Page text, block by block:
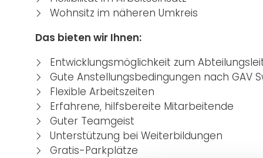
Wohnsitz im näheren Umkreis
Das bieten wir Ihnen:
Entwicklungsmöglichkeit zum
Gute Anstellungsbedingungen nach GAV
Flexible Arbeitszeiten
Erfahrene, hilfsbereite Mitarbeitende
Guter Teamgeist
Unterstützung bei Weiterbildungen
Gratis-Parkplätze